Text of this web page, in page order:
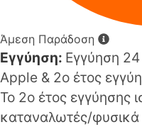
Άμεση Παράδοση
Εγγύηση: Εγγύηση
Apple & 2ο έτος
Το 2ο έτος εγγύησης
καταναλωτές/